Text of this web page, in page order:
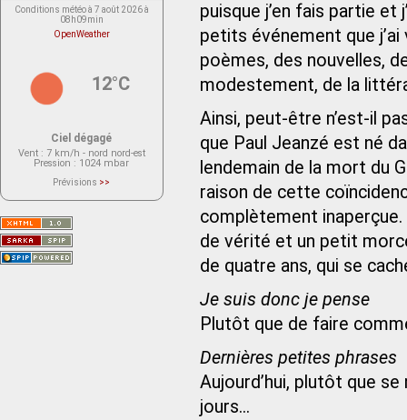
puisque j’en fais partie et
petits événement que
poèmes, des nouvelles,
modestement, de la
Ainsi, peut-être n’est-il
que Paul Jeanzé est né
lendemain de la mort du
raison de cette
complètement
de vérité et un petit
de quatre ans, qui se
Je suis donc je pense
Plutôt que de faire
Dernières petites phrases
Aujourd’hui, plutôt que
jours...
Conditions météo à 7 août 2026 à
08h09min
OpenWeather
12°C
Ciel dégagé
Vent : 7 km/h - nord nord-est
Pression : 1024 mbar
Prévisions >>
actuellement aucune prévision
Saint-Nom.
Veuillez consulter le message du
service ci-dessous.
(401 - Invalid API key. Please see
https://openweathermap.org/faq#error401